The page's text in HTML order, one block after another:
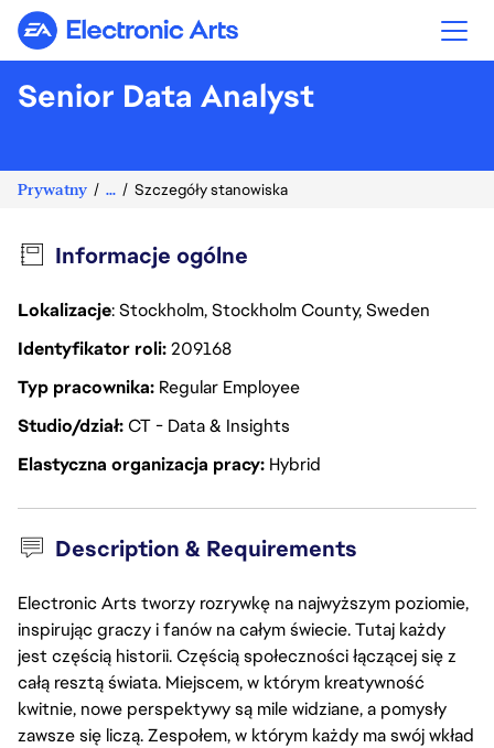
Electronic Arts
Senior Data Analyst
Prywatny ... Szczegóły stanowiska
Informacje ogólne
Lokalizacje: Stockholm, Stockholm County, Sweden
Identyfikator roli209168
Typ pracownika Regular Employee
Studio/działCT - Data & Insights
Elastyczna organizacja pracy Hybrid
Description & Requirements
Electronic Arts tworzy rozrywkę na najwyższym poziomie,
inspirując graczy i fanów na całym świecie. Tutaj każdy
jest częścią historii. Częścią społeczności łączącej się z
całą resztą świata. Miejscem, w którym kreatywność
kwitnie, nowe perspektywy są mile widziane, a pomysły
zawsze się liczą. Zespołem, w którym każdy ma swój wkład